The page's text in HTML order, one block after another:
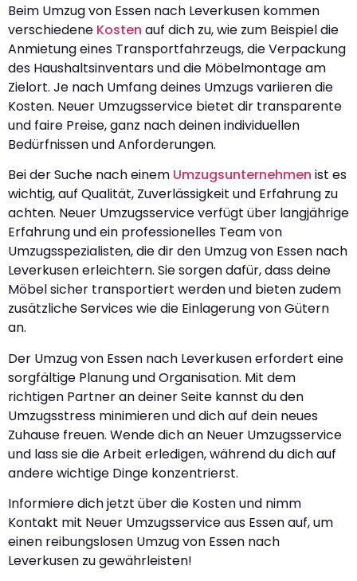
Beim Umzug von Essen nach Leverkusen kommen
verschiedene Kosten auf dich zu, wie zum Beispiel die
Anmietung eines Transportfahrzeugs, die Verpackung
des Haushaltsinventars und die Möbelmontage am
Zielort. Je nach Umfang deines Umzugs variieren die
Kosten. Neuer Umzugsservice bietet dir transparente
und faire Preise, ganz nach deinen individuellen
Bedürfnissen und Anforderungen.
Bei der Suche nach einem Umzugsunternehmen ist es
wichtig, auf Qualität, Zuverlässigkeit und Erfahrung zu
achten. Neuer Umzugsservice verfügt über langjährige
Erfahrung und ein professionelles Team von
Umzugsspezialisten, die dir den Umzug von Essen nach
Leverkusen erleichtern. Sie sorgen dafür, dass deine
Möbel sicher transportiert werden und bieten zudem
zusätzliche Services wie die Einlagerung von Gütern
an.
Der Umzug von Essen nach Leverkusen erfordert eine
sorgfältige Planung und Organisation. Mit dem
richtigen Partner an deiner Seite kannst du den
Umzugsstress minimieren und dich auf dein neues
Zuhause freuen. Wende dich an Neuer Umzugsservice
und lass sie die Arbeit erledigen, während du dich auf
andere wichtige Dinge konzentrierst.
Informiere dich jetzt über die Kosten und nimm
Kontakt mit Neuer Umzugsservice aus Essen auf, um
einen reibungslosen Umzug von Essen nach
Leverkusen zu gewährleisten!